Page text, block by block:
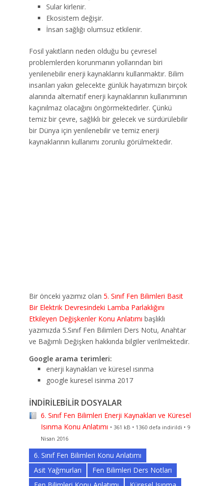
Sular kirlenir.
Ekosistem değişir.
İnsan sağlığı olumsuz etkilenir.
Fosil yakıtların neden olduğu bu çevresel
problemlerden korunmanın yollarından biri
yenilenebilir enerji kaynaklarını kullanmaktır. Bilim
insanları yakın gelecekte günlük hayatımızın birçok
alanında alternatif enerji kaynaklarının kullanımının
kaçınılmaz olacağını öngörmektedirler. Çünkü
temiz bir çevre, sağlıklı bir gelecek ve sürdürülebilir
bir Dünya için yenilenebilir ve temiz enerji
kaynaklarının kullanımı zorunlu görülmektedir.
Bir önceki yazımız olan 5. Sınıf Fen Bilimleri Basit
Bir Elektrik Devresindeki Lamba Parlaklığını
Etkileyen Değişkenler Konu Anlatımı başlıklı
yazımızda 5.Sınıf Fen Bilimleri Ders Notu, Anahtar
ve Bağımlı Değişken hakkında bilgiler verilmektedir.
Google arama terimleri:
enerji kaynakları ve küresel ısınma
google kuresel isinma 2017
İNDİRİLEBİLİR DOSYALAR
6. Sınıf Fen Bilimleri Enerji Kaynakları ve Küresel
Isınma Konu Anlatımı • 361 kB • 1360 defa indirildi • 9
Nisan 2016
6. Sınıf Fen Bilimleri Konu Anlatımı
Asit Yağmurları
Fen Bilimleri Ders Notları